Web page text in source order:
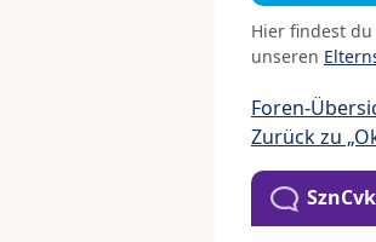
Hier findest
unseren
Foren-
Zurück zu
SznCvk